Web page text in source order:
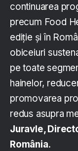
continuarea
precum Food
ediție și în
obiceiuri
pe toate
hainelor,
promovarea
redus asupra
Juravle,
România.